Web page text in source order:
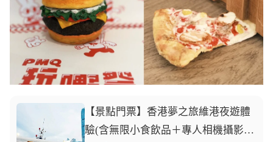
【景點門票】香港夢之旅維港夜遊體
驗(含無限小食飲品＋專人相機攝影